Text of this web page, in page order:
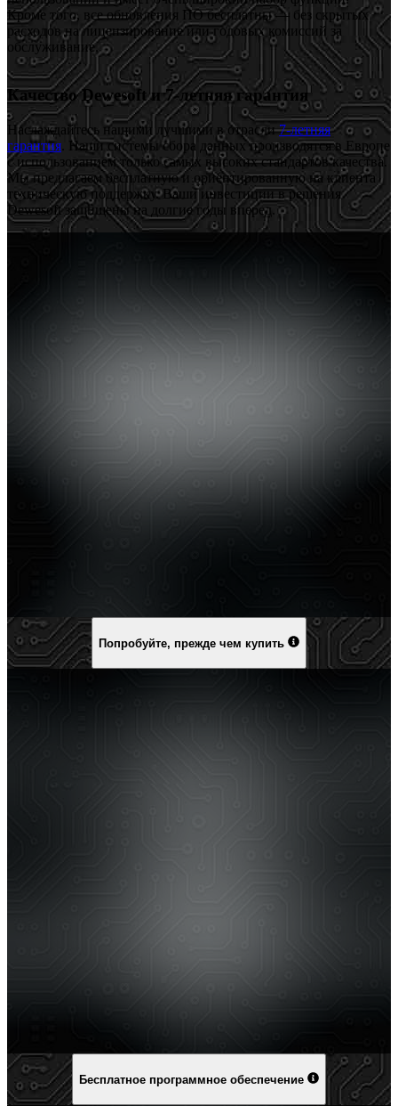
Кроме того, все обновления ПО бесплатны — без скрытых
расходов на лицензирование или годовых комиссий за
обслуживание.
Качество Dewesoft и 7-летняя гарантия
Наслаждайтесь нашими лучшими в отрасли7-летняя
гарантия . Наши системы сбора данных производятся в Европе
с использованием только самых высоких стандартов качества.
Мы предлагаем бесплатную и ориентированную на клиента
техническую поддержку. Ваши инвестиции в решения
Dewesoft защищены на долгие годы вперед.
Попробуйте, прежде чем купить
Бесплатное программное обеспечение